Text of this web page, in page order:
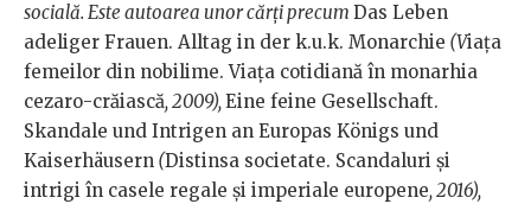
socială. Este autoarea unor cărți precum Das Leben
adeliger Frauen. Alltag in der k.u.k. Monarchie (Viața
femeilor din nobilime. Viața cotidiană în monarhia
cezaro-crăiască, 2009),Eine feine Gesellschaft.
Skandale und Intrigen an Europas Königs und
Kaiserhäusern (Distinsa societate. Scandaluri și
intrigi în casele regale și imperiale europene, 2016),